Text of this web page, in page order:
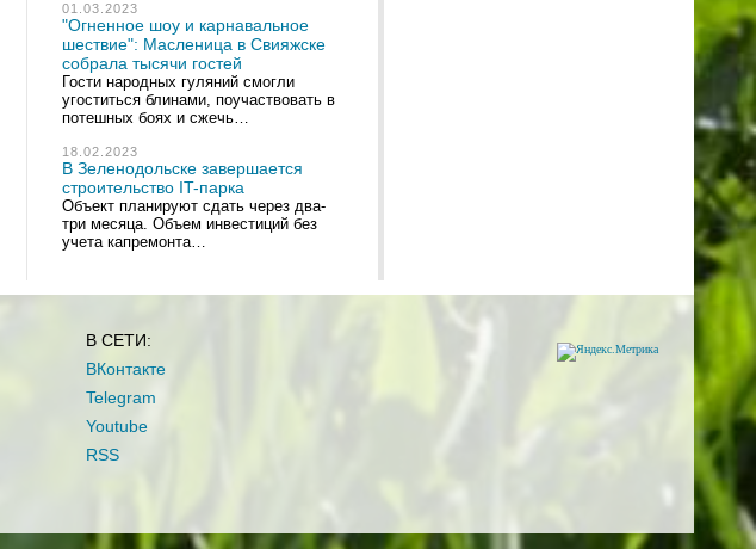
01.03.2023
"Огненное шоу и карнавальное
шествие": Масленица в Свияжске
собрала тысячи гостей
Гости народных гуляний смогли
угоститься блинами, поучаствовать в
потешных боях и сжечь…
18.02.2023
В Зеленодольске завершается
строительство IT-парка
Объект планируют сдать через два-
три месяца. Объем инвестиций без
учета капремонта…
В СЕТИ:
ВКонтакте
Telegram
Youtube
RSS